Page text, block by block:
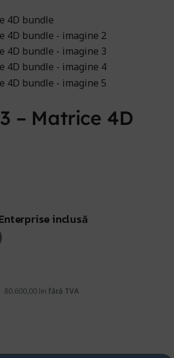
– Matrice 4D
inclusă
80.600,00 lei fără TVA